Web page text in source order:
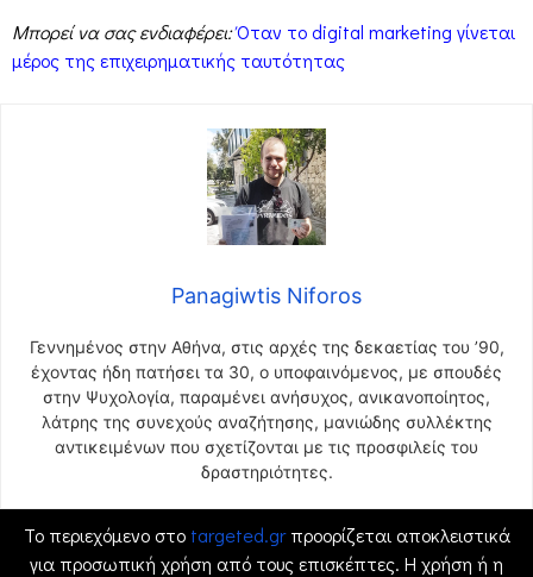
Μπορεί να σας ενδιαφέρει:Όταν το digital marketing γίνεται
μέρος της επιχειρηματικής ταυτότητας
Panagiwtis Niforos
Γεννημένος στην Αθήνα, στις αρχές της δεκαετίας του ’90,
έχοντας ήδη πατήσει τα 30, ο υποφαινόμενος, με σπουδές
στην Ψυχολογία, παραμένει ανήσυχος, ανικανοποίητος,
λάτρης της συνεχούς αναζήτησης, μανιώδης συλλέκτης
αντικειμένων που σχετίζονται με τις προσφιλείς του
δραστηριότητες.
Το περιεχόμενο στο targeted.grπροορίζεται αποκλειστικά
για προσωπική χρήση από τους επισκέπτες. Η χρήση ή η